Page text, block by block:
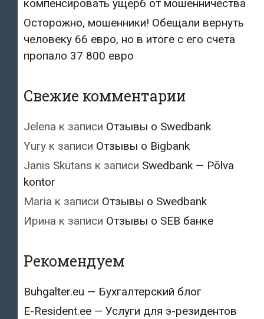
компенсировать ущерб от мошенничества
Осторожно, мошенники! Обещали вернуть
человеку 66 евро, но в итоге с его счета
пропало 37 800 евро
Свежие комментарии
Jelena к записи Отзывы о Swedbank
Yury к записи Отзывы о Bigbank
Janis Skutans к записи Swedbank — Põlva
kontor
Maria к записи Отзывы о Swedbank
Ирина к записи Отзывы о SEB банке
Рекомендуем
Buhgalter.eu — Бухгалтерский блог
E-Resident.ee — Услуги для э-резидентов